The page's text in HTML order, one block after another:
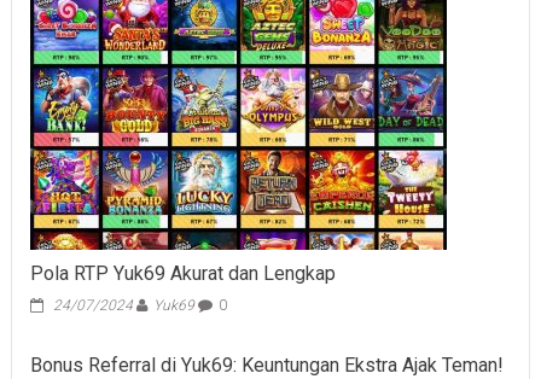
Pola RTP Yuk69 Akurat dan Lengkap
24/07/2024 Yuk69 0
Bonus Referral di Yuk69: Keuntungan Ekstra Ajak Teman!